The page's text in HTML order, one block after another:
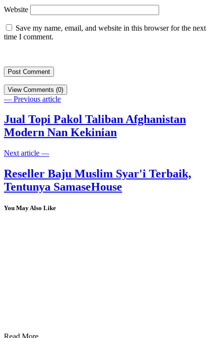
Website
Save my name, email, and website in this browser for the next
time I comment.
View Comments (0)
— Previous article
Jual Topi Pakol Taliban Afghanistan
Modern Nan Kekinian
Next article —
Reseller Baju Muslim Syar'i Terbaik,
Tentunya SamaseHouse
You May Also Like
Read More